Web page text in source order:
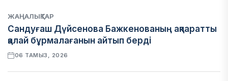
ЖАҢАЛЫҚТАР
Сандуғаш Дүйсенова Бажкенованың ақпаратты
қалай бұрмалағанын айтып берді
06 ТАМЫЗ, 2026